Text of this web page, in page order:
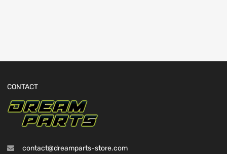
CONTACT
contact@dreamparts-store.com